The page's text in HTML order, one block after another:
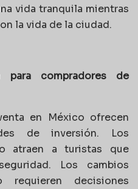
vida tranquila mientras
la vida de la ciudad.
para compradores de
en México ofrecen
de inversión. Los
atraen a turistas que
Los cambios
requieren decisiones